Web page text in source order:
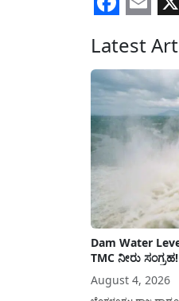
X
Latest
Dam Water
TMC ನೀರು
August 4, 2026